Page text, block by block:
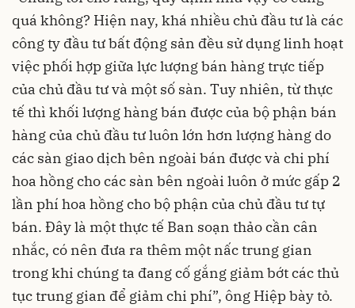
quá không? Hiện nay, khá nhiều chủ đầu tư là các
công ty đầu tư bất động sản đều sử dụng linh hoạt
việc phối hợp giữa lực lượng bán hàng trực tiếp
của chủ đầu tư và một số sàn. Tuy nhiên, từ thực
tế thì khối lượng hàng bán được của bộ phận bán
hàng của chủ đầu tư luôn lớn hơn lượng hàng do
các sàn giao dịch bên ngoài bán được và chi phí
hoa hồng cho các sàn bên ngoài luôn ở mức gấp 2
lần phí hoa hồng cho bộ phận của chủ đầu tư tự
bán. Đây là một thực tế Ban soạn thảo cần cân
nhắc, có nên đưa ra thêm một nấc trung gian
trong khi chúng ta đang cố gắng giảm bớt các thủ
tục trung gian để giảm chi phí”, ông Hiệp bày tỏ.